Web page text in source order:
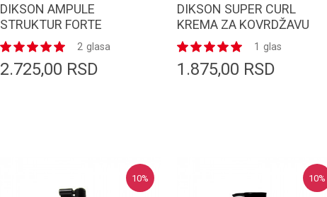
DIKSON AMPULE
STRUKTUR FORTE
10*12ml
glasa
2
2.725,00 RSD
DIKSON SUPER CURL
KREMA ZA KOVRDŽAVU
KOSU 200ml
glas
1
1.875,00 RSD
10% 10%